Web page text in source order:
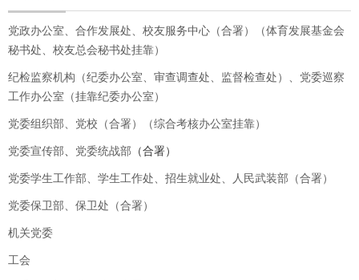
党政办公室、合作发展处、校友服务中心（合署）（体育发展基金会
秘书处、校友总会秘书处挂靠）
纪检监察机构（纪委办公室、审查调查处、监督检查处）、党委巡察
工作办公室（挂靠纪委办公室）
党委组织部、党校（合署）（综合考核办公室挂靠）
党委宣传部、 党委统战部 （合署）
党委学生工作部、学生工作处、招生就业处、人民武装部（合署）
党委保卫部、保卫处（合署）
机关党委
工会